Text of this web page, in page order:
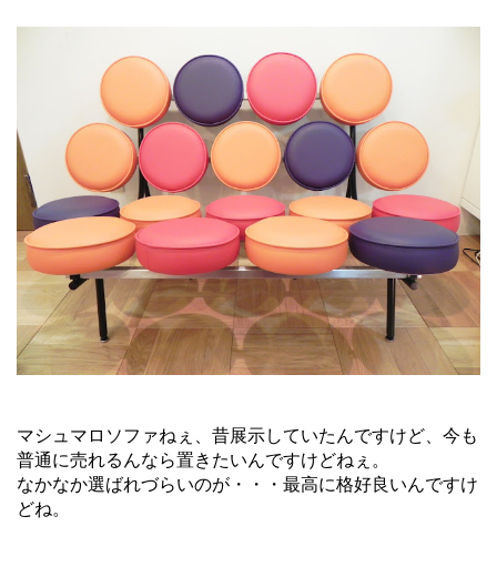
マシュマロソファねぇ、昔展示していたんですけど、今も
普通に売れるんなら置きたいんですけどねぇ。
なかなか選ばれづらいのが・・・最高に格好良いんですけ
どね。